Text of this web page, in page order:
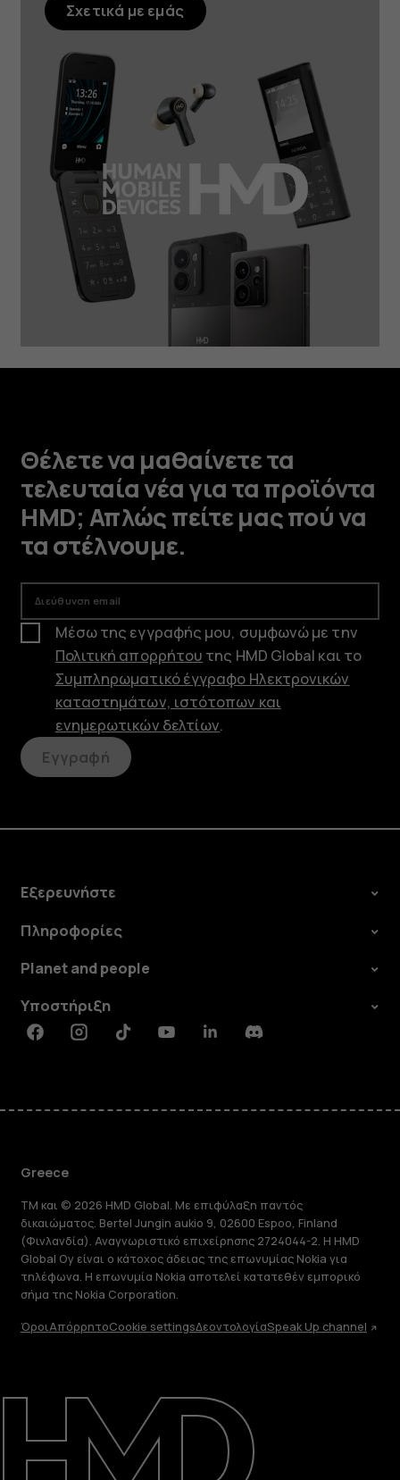
ανακύκλωση
Υποστήριξη
Greece
Σχετικά με εμάς
Θέλετε να μαθαίνετε τα
τελευταία νέα για τα προϊόντα
HMD; Απλώς πείτε μας πού να
τα στέλνουμε.
Διεύθυνση email
Μέσω της εγγραφής μου, συμφωνώ με την
Πολιτική απορρήτου της HMD Global και το
Συμπληρωματικό έγγραφο Ηλεκτρονικών
καταστημάτων, ιστότοπων και
ενημερωτικών δελτίων.
Εγγραφή
Εξερευνήστε
Πληροφορίες
Planet and people
Υποστήριξη
FacebookInstagramTiktokYoutubeLinkedinDiscord
Greece
TM και © 2026 HMD Global. Με επιφύλαξη παντός
δικαιώματος. Bertel Jungin aukio 9, 02600 Espoo, Finland
(Φινλανδία). Αναγνωριστικό επιχείρησης 2724044-2. Η HMD
Global Oy είναι ο κάτοχος άδειας της επωνυμίας Nokia για
τηλέφωνα. Η επωνυμία Nokia αποτελεί κατατεθέν εμπορικό
σήμα της Nokia Corporation.
ΌροιΑπόρρητοCookie settingsΔεοντολογίαSpeak Up channel